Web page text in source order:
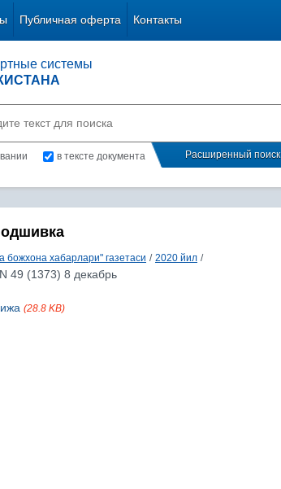
Публичная оферта Контакты
системы
в тексте документа Расширенный поиск
божхона хабарлари" газетаси / 2020 йил /
49 (1373) 8 декабрь
(28.8 KB)